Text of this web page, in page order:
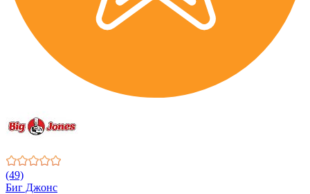
(49)
Биг Джонс